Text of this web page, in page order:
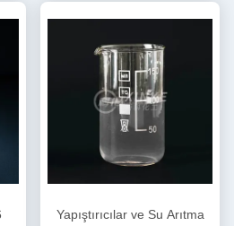
Yapıştırıcılar ve Su Arıtma